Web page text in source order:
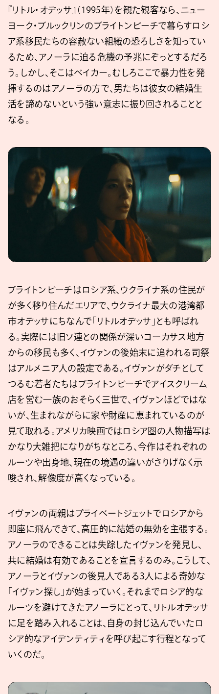
『リトル・オデッサ』（1995年）を観た観客なら、ニュー
ヨーク・ブルックリンのブライトンビーチで暮らすロシ
ア系移民たちの容赦ない組織の恐ろしさを知ってい
るため、アノーラに迫る危機の予兆にぞっとするだろ
う。しかし、そこはベイカー。むしろここで暴力性を発
揮するのはアノーラの方で、男たちは彼女の結婚生
活を諦めないという強い意志に振り回されることと
なる。
ブライトンビーチはロシア系、ウクライナ系の住民が
が多く移り住んだエリアで、ウクライナ最大の港湾都
市オデッサにちなんで「リトルオデッサ」とも呼ばれ
る。実際には旧ソ連との関係が深いコーカサス地方
からの移民も多く、イヴァンの後始末に追われる司祭
はアルメニア人の設定である。イヴァンがダチとして
つるむ若者たちはブライトンビーチでアイスクリーム
店を営む一族のおそらく三世で、イヴァンほどではな
いが、生まれながらに家や財産に恵まれているのが
見て取れる。アメリカ映画ではロシア圏の人物描写は
かなり大雑把になりがちなところ、今作はそれぞれの
ルーツや出身地、現在の境遇の違いがさりげなく示
唆され、解像度が高くなっている。
イヴァンの両親はプライベートジェットでロシアから
即座に飛んできて、高圧的に結婚の無効を主張する。
アノーラのできることは失踪したイヴァンを発見し、
共に結婚は有効であることを宣言するのみ。こうして、
アノーラとイヴァンの後見人である3人による奇妙な
「イヴァン探し」が始まっていく。それまでロシア的な
ルーツを避けてきたアノーラにとって、リトルオデッサ
に足を踏み入れることは、自身の封じ込んでいたロ
シア的なアイデンティティを呼び起こす行程となって
いくのだ。